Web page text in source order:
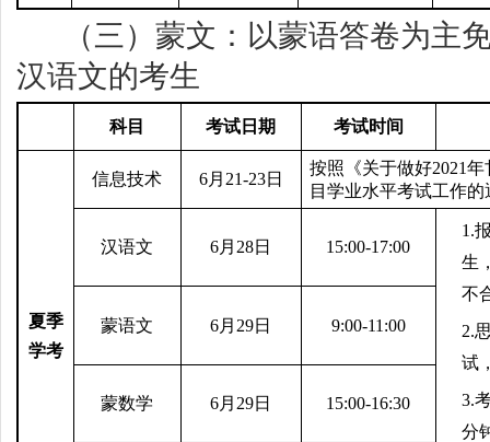
（三） 蒙文：以蒙语答卷为主
汉语文的考生
科目 考试日期 考试时间
夏季
学考
信息技术 6月21-23日
按照《关于做好2021
目学业水平考试工作
汉语文 6月28日 15:00-17:00
1.
生
不
2.
试
3.
分
蒙语文 6月29日 9:00-11:00
蒙数学 6月29日 15:00-16:30